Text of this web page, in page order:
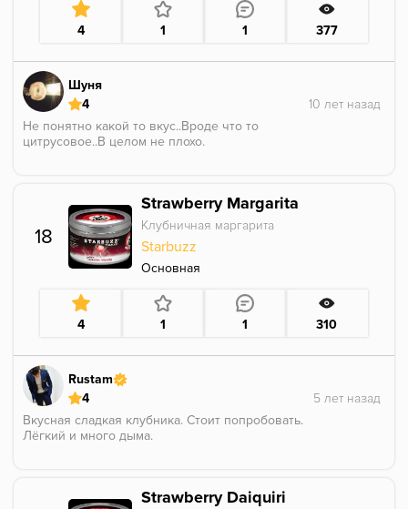
4 1 1 377
Шуня
4
Не понятно какой то вкус..Вроде что то
цитрусовое..В целом не плохо.
18
Strawberry Margarita
Клубничная маргарита
Starbuzz
Основная
4 1 1 310
Rustam
4
Вкусная сладкая клубника. Стоит попробовать.
Лёгкий и много дыма.
Strawberry Daiquiri